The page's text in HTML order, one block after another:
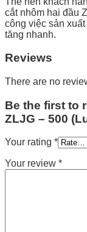
cắt nhôm hai đầu
công việc sản
tăng nhanh.
Reviews
There are no
Be the first to
ZLJG – 500
Your rating *
Your review *